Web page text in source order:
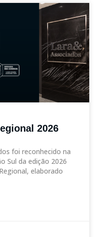
2026
foi reconhecido na
Sul da edição 2026
elaborado